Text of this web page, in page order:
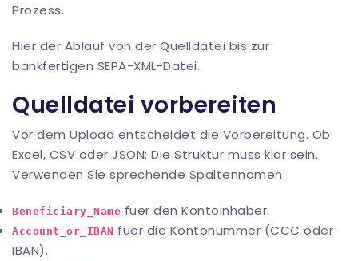
Prozess.
Hier der Ablauf von der Quelldatei bis zur
bankfertigen SEPA-XML-Datei.
Quelldatei vorbereiten
Vor dem Upload entscheidet die Vorbereitung. Ob
Excel, CSV oder JSON: Die Struktur muss klar sein.
Verwenden Sie sprechende Spaltennamen:
Beneficiary_Name fuer den Kontoinhaber.
Account_or_IBAN fuer die Kontonummer (CCC oder
IBAN).